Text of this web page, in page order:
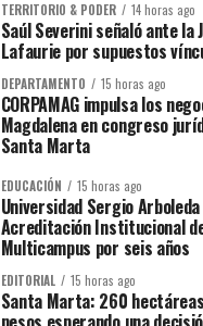
TERRITORIO & PODER 14 horas ago
Saúl Severini señaló ante la
Lafaurie por supuestos
DEPARTAMENTO 15 horas ago
CORPAMAG impulsa los
Magdalena en congreso
Santa Marta
EDUCACIÓN 15 horas ago
Universidad Sergio
Acreditación Institucional
Multicampus por seis años
EDITORIAL 15 horas ago
Santa Marta: 260